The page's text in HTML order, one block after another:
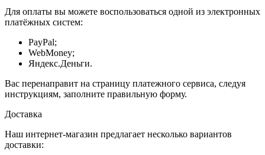
Для оплаты вы можете воспользоваться одной из электронных
платёжных систем:
PayPal;
WebMoney;
Яндекс.Деньги.
Вас перенаправит на страницу платежного сервиса, следуя
инструкциям, заполните правильную форму.
Доставка
Наш интернет-магазин предлагает несколько вариантов
доставки: